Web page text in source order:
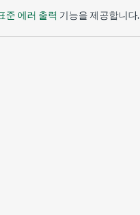
준 에러 출력 기능을 제공합니다.